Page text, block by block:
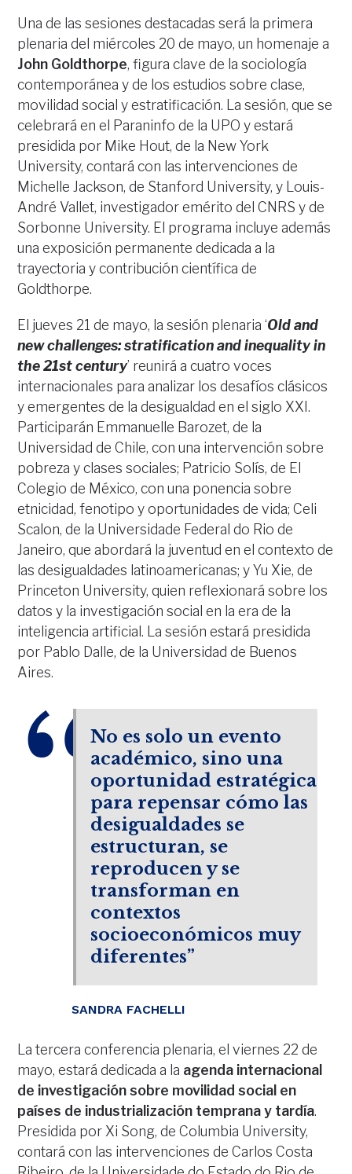
Una de las sesiones destacadas será la primera
plenaria del miércoles 20 de mayo, un homenaje a
John Goldthorpe, figura clave de la sociología
contemporánea y de los estudios sobre clase,
movilidad social y estratificación. La sesión, que se
celebrará en el Paraninfo de la UPO y estará
presidida por Mike Hout, de la New York
University, contará con las intervenciones de
Michelle Jackson, de Stanford University, y Louis-
André Vallet, investigador emérito del CNRS y de
Sorbonne University. El programa incluye además
una exposición permanente dedicada a la
trayectoria y contribución científica de
Goldthorpe.
El jueves 21 de mayo, la sesión plenaria ‘Old and
new challenges: stratification and inequality in
the 21st century’ reunirá a cuatro voces
internacionales para analizar los desafíos clásicos
y emergentes de la desigualdad en el siglo XXI.
Participarán Emmanuelle Barozet, de la
Universidad de Chile, con una intervención sobre
pobreza y clases sociales; Patricio Solís, de El
Colegio de México, con una ponencia sobre
etnicidad, fenotipo y oportunidades de vida; Celi
Scalon, de la Universidade Federal do Rio de
Janeiro, que abordará la juventud en el contexto de
las desigualdades latinoamericanas; y Yu Xie, de
Princeton University, quien reflexionará sobre los
datos y la investigación social en la era de la
inteligencia artificial. La sesión estará presidida
por Pablo Dalle, de la Universidad de Buenos
Aires.
No es solo un evento
académico, sino una
oportunidad estratégica
para repensar cómo las
desigualdades se
estructuran, se
reproducen y se
transforman en
contextos
socioeconómicos muy
diferentes”
SANDRA FACHELLI
La tercera conferencia plenaria, el viernes 22 de
mayo, estará dedicada a la agenda internacional
de investigación sobre movilidad social en
países de industrialización temprana y tardía.
Presidida por Xi Song, de Columbia University,
contará con las intervenciones de Carlos Costa